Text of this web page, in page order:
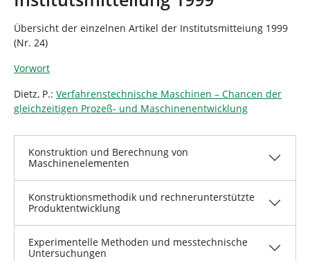
n
h
i
r
:
Übersicht der einzelnen Artikel der Institutsmitteiung 1999
(Nr. 24)
Vorwort
Dietz, P.: Verfahrenstechnische Maschinen – Chancen der
gleichzeitigen Prozeß- und Maschinenentwicklung
Konstruktion und Berechnung von
Maschinenelementen
Konstruktionsmethodik und rechnerunterstützte
Produktentwicklung
Experimentelle Methoden und messtechnische
Untersuchungen